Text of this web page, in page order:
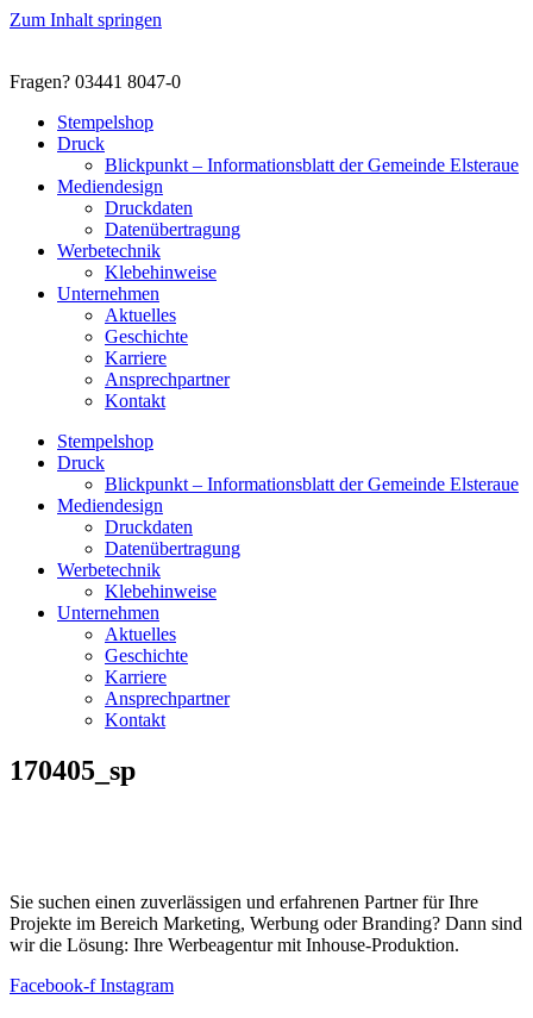
Zum Inhalt springen
Fragen? 03441 8047-0
Stempelshop
Druck
Blickpunkt – Informationsblatt der Gemeinde Elsteraue
Mediendesign
Druckdaten
Datenübertragung
Werbetechnik
Klebehinweise
Unternehmen
Aktuelles
Geschichte
Karriere
Ansprechpartner
Kontakt
Stempelshop
Druck
Blickpunkt – Informationsblatt der Gemeinde Elsteraue
Mediendesign
Druckdaten
Datenübertragung
Werbetechnik
Klebehinweise
Unternehmen
Aktuelles
Geschichte
Karriere
Ansprechpartner
Kontakt
170405_sp
Sie suchen einen zuverlässigen und erfahrenen Partner für Ihre
Projekte im Bereich Marketing, Werbung oder Branding? Dann sind
wir die Lösung: Ihre Werbeagentur mit Inhouse-Produktion.
Facebook-f Instagram